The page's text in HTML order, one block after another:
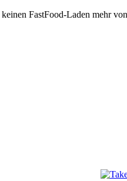
FastFood-Laden mehr